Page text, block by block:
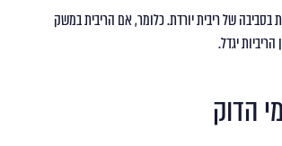
בסביבה של ריבית יורדת. כלומר, אם הריבית במשק
יגדל.